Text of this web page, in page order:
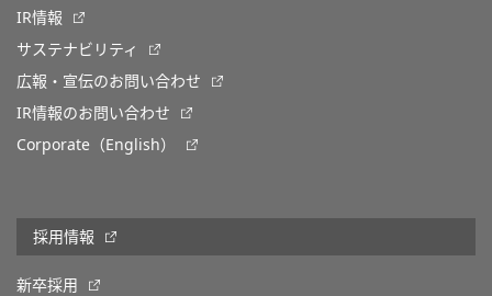
IR情報
サステナビリティ
広報・宣伝のお問い合わせ
IR情報のお問い合わせ
Corporate（English）
採用情報
新卒採用